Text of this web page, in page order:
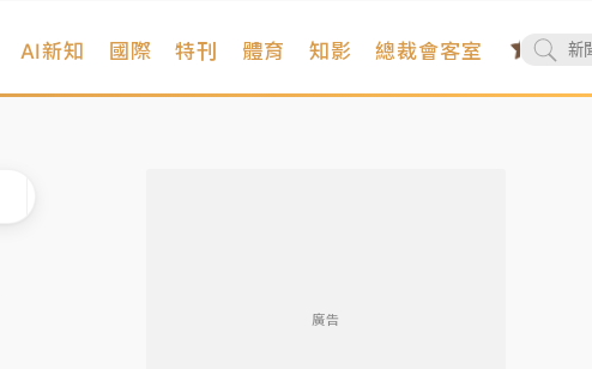
AI新知 國際 特刊 體育 知影 總裁會客室
廣告